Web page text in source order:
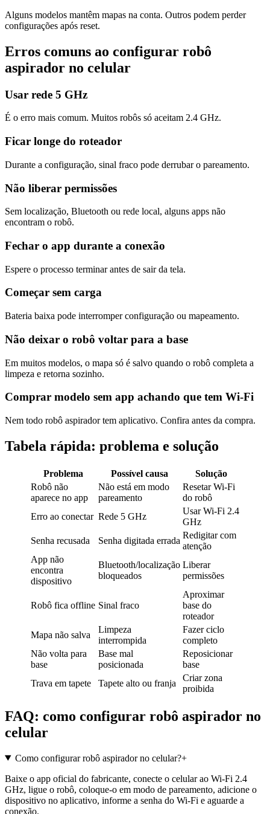
Alguns modelos mantêm mapas na conta. Outros podem perder
configurações após reset.
Erros comuns ao configurar robô
aspirador no celular
Usar rede 5 GHz
É o erro mais comum. Muitos robôs só aceitam 2.4 GHz.
Ficar longe do roteador
Durante a configuração, sinal fraco pode derrubar o pareamento.
Não liberar permissões
Sem localização, Bluetooth ou rede local, alguns apps não
encontram o robô.
Fechar o app durante a conexão
Espere o processo terminar antes de sair da tela.
Começar sem carga
Bateria baixa pode interromper configuração ou mapeamento.
Não deixar o robô voltar para a base
Em muitos modelos, o mapa só é salvo quando o robô completa a
limpeza e retorna sozinho.
Comprar modelo sem app achando que tem Wi-Fi
Nem todo robô aspirador tem aplicativo. Confira antes da compra.
Tabela rápida: problema e solução
Problema Possível causa
Solução
Robô não
aparece no app
Não está em modo
pareamento
Resetar Wi-Fi
do robô
Erro ao conectar Rede 5 GHz
Usar Wi-Fi 2.4
GHz
Senha recusada
Senha digitada errada
Redigitar com
atenção
App não
encontra
dispositivo
Bluetooth/localização
bloqueados
Liberar
permissões
Robô fica offline Sinal fraco
Aproximar
base do
roteador
Mapa não salva
Limpeza
interrompida
Fazer ciclo
completo
Não volta para
base
Base mal
posicionada
Reposicionar
base
Trava em tapete
Tapete alto ou franja
Criar zona
proibida
FAQ: como configurar robô aspirador no
celular
Como configurar robô aspirador no celular?+
Baixe o app oficial do fabricante, conecte o celular ao Wi-Fi 2.4
GHz, ligue o robô, coloque-o em modo de pareamento, adicione o
dispositivo no aplicativo, informe a senha do Wi-Fi e aguarde a
conexão.